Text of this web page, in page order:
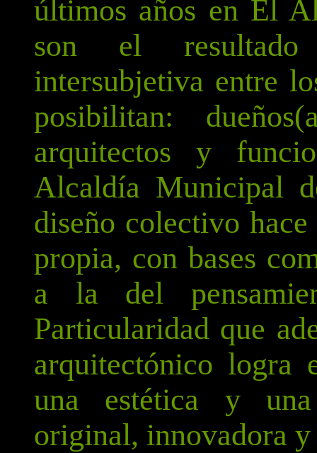
últimos años en El
son el
intersubjetiva entre
posibilitan:
arquitectos y
Alcaldía Municipal
diseño colectivo
propia, con bases
a la del
Particularidad que
arquitectónico logra
una estética y una
original, innovadora y